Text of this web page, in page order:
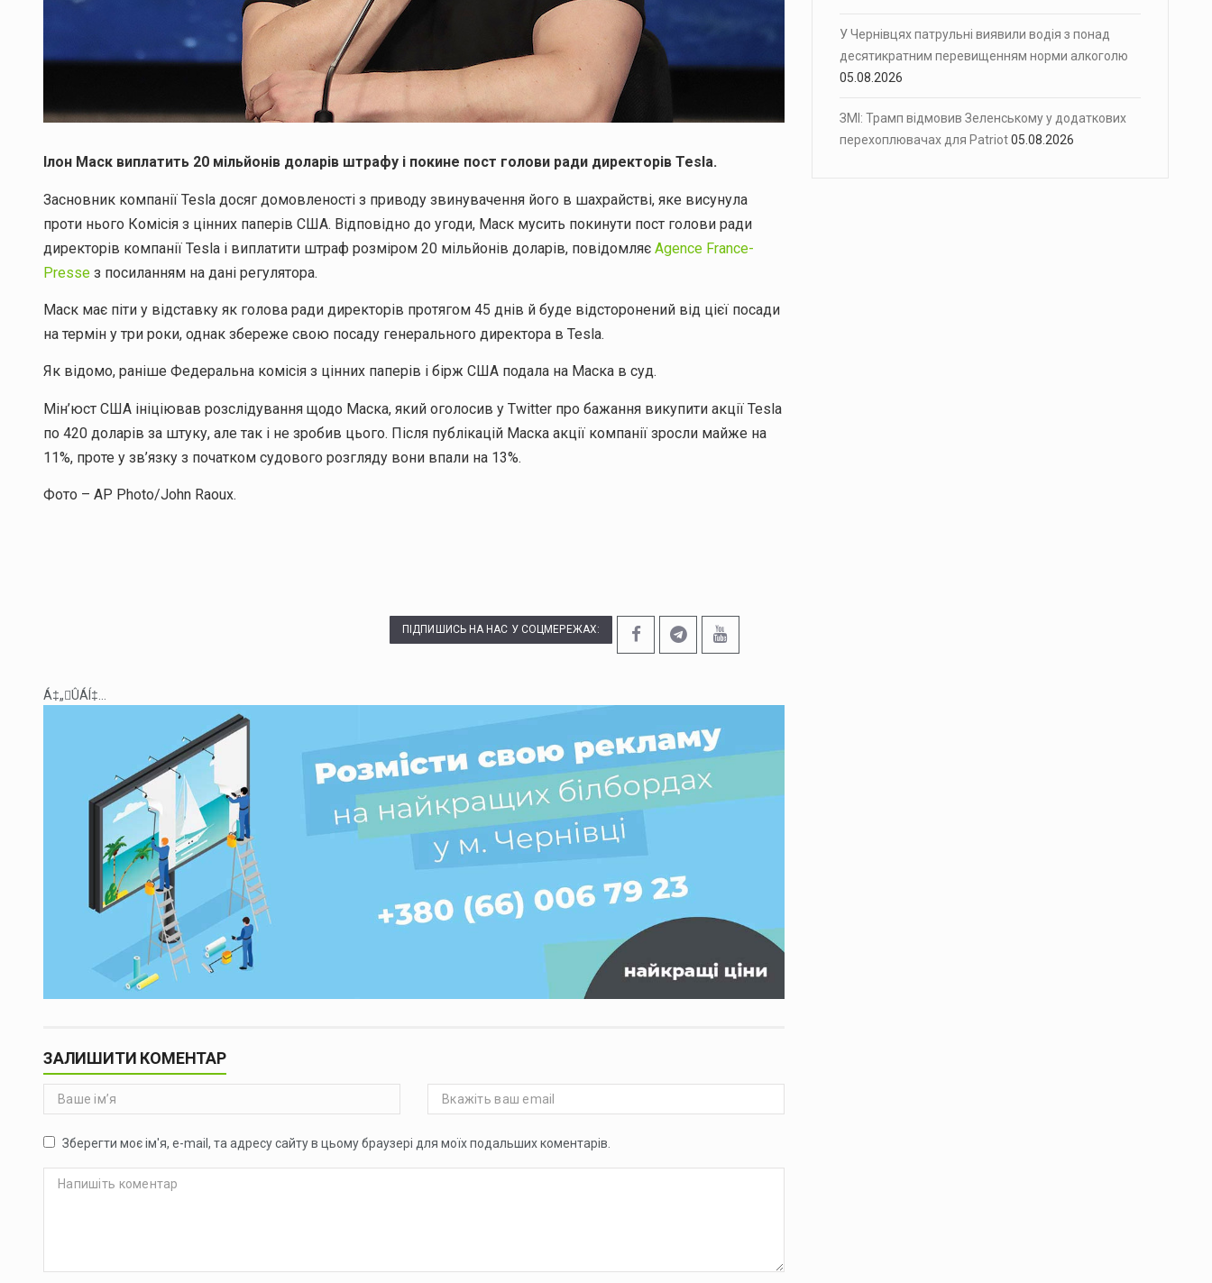
Ілон Маск виплатить 20 мільйонів доларів штрафу і покине пост голови ради директорів Tesla.
Засновник компанії Tesla досяг домовленості з приводу звинувачення його в шахрайстві, яке висунула
проти нього Комісія з цінних паперів США. Відповідно до угоди, Маск мусить покинути пост голови ради
директорів компанії Tesla і виплатити штраф розміром 20 мільйонів доларів, повідомляє Agence France-
Presse з посиланням на дані регулятора.
Маск має піти у відставку як голова ради директорів протягом 45 днів й буде відсторонений від цієї посади
на термін у три роки, однак збереже свою посаду генерального директора в Tesla.
Як відомо, раніше Федеральна комісія з цінних паперів і бірж США подала на Маска в суд.
Мін’юст США ініціював розслідування щодо Маска, який оголосив у Twitter про бажання викупити акції Tesla
по 420 доларів за штуку, але так і не зробив цього. Після публікацій Маска акції компанії зросли майже на
11%, проте у зв’язку з початком судового розгляду вони впали на 13%.
Фото – AP Photo/John Raoux.
ПІДПИШИСЬ НА НАС У СОЦМЕРЕЖАХ:
Á‡„ÛÁÍ‡...
ЗАЛИШИТИ КОМЕНТАР
Зберегти моє ім'я, e-mail, та адресу сайту в цьому браузері для моїх подальших коментарів.
У Чернівцях патрульні виявили водія з понад
десятикратним перевищенням норми алкоголю
05.08.2026
ЗМІ: Трамп відмовив Зеленському у додаткових
перехоплювачах для Patriot05.08.2026